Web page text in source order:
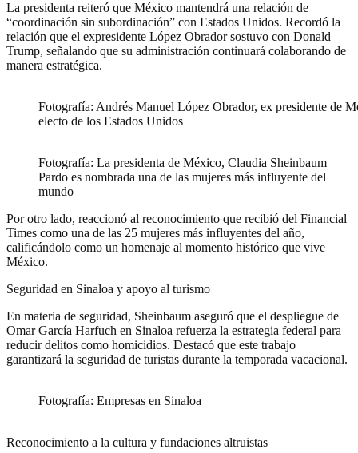
La presidenta reiteró que México mantendrá una relación de
“coordinación sin subordinación” con Estados Unidos. Recordó la
relación que el expresidente López Obrador sostuvo con Donald
Trump, señalando que su administración continuará colaborando de
manera estratégica.
Fotografía: Andrés Manuel López Obrador, ex presidente de
electo de los Estados Unidos
Fotografía: La presidenta de México, Claudia Sheinbaum
Pardo es nombrada una de las mujeres más influyente del
mundo
Por otro lado, reaccionó al reconocimiento que recibió del Financial
Times como una de las 25 mujeres más influyentes del año,
calificándolo como un homenaje al momento histórico que vive
México.
Seguridad en Sinaloa y apoyo al turismo
En materia de seguridad, Sheinbaum aseguró que el despliegue de
Omar García Harfuch en Sinaloa refuerza la estrategia federal para
reducir delitos como homicidios. Destacó que este trabajo
garantizará la seguridad de turistas durante la temporada vacacional.
Fotografía: Empresas en Sinaloa
Reconocimiento a la cultura y fundaciones altruistas